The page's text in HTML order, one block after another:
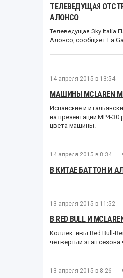
ТЕЛЕВЕДУЩАЯ
АЛОНСО
Телеведущая Sky Italia
Алонсо, сообщает La
14 апреля 2015 в 13:54
МАШИНЫ MCLAREN
Испанские и
на презентации MP4-
цвета машины.
14 апреля 2015 в 8:34
В КИТАЕ БАТТОН И
13 апреля 2015 в 11:52
В RED BULL И
Коллективы Red Bull-
четвертый этап сезона
13 апреля 2015 в 8:26